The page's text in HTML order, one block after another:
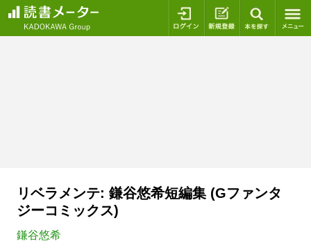
ログイン 新規登録
リベラメンテ: 鎌谷悠希短編集 (Gファンタ
ジーコミックス)
鎌谷悠希